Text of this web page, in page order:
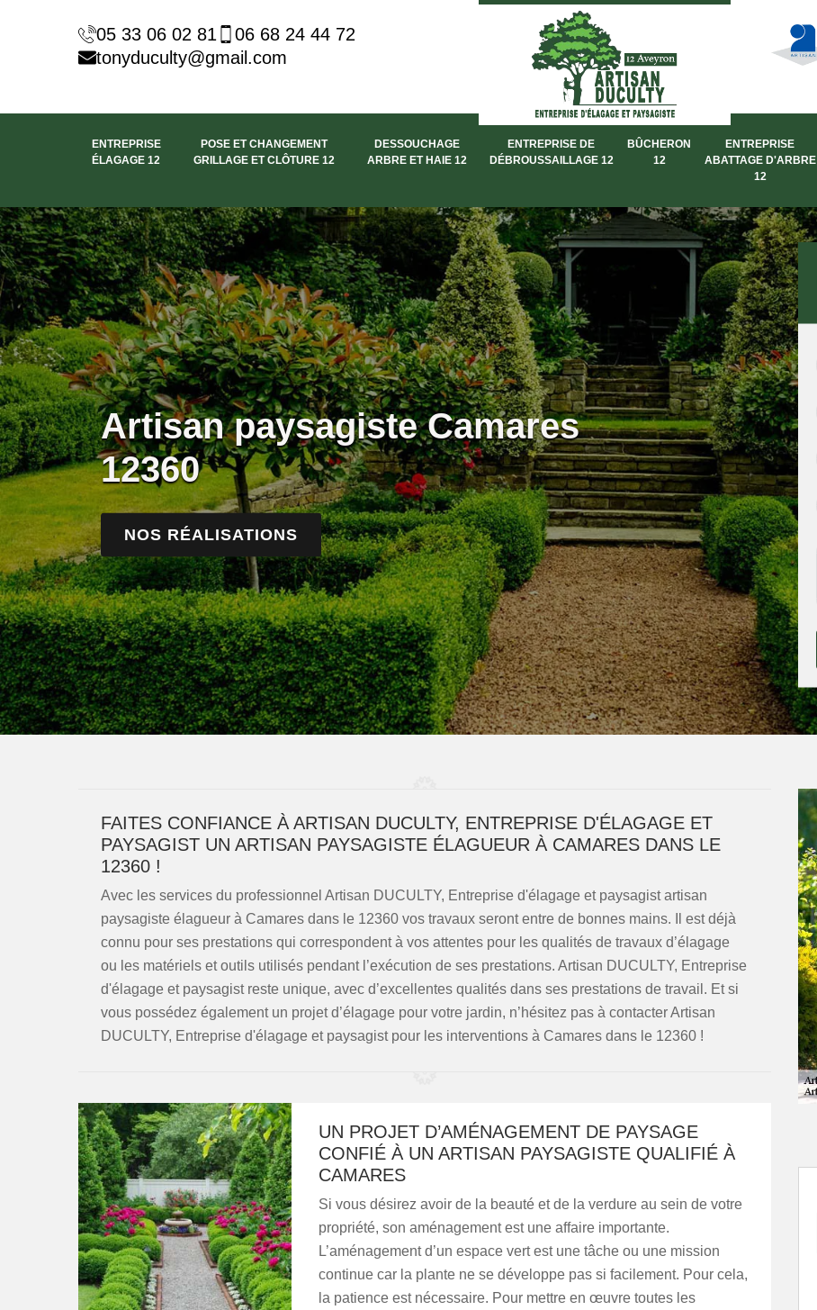
05 33 06 02 81
06 68 24 44 72
tonyduculty@gmail.com
ENTREPRISE
ÉLAGAGE 12
POSE ET CHANGEMENT
GRILLAGE ET CLÔTURE 12
DESSOUCHAGE
ARBRE ET HAIE 12
ENTREPRISE DE
DÉBROUSSAILLAGE 12
BÛCHERON
12
ENTREPRISE
ABATTAGE D'ARBRE
12
Artisan paysagiste Camares
12360
NOS RÉALISATIONS
FAITES CONFIANCE À ARTISAN DUCULTY, ENTREPRISE D'ÉLAGAGE ET
PAYSAGIST UN ARTISAN PAYSAGISTE ÉLAGUEUR À CAMARES DANS LE
12360 !
Avec les services du professionnel Artisan DUCULTY, Entreprise d'élagage et paysagist artisan
paysagiste élagueur à Camares dans le 12360 vos travaux seront entre de bonnes mains. Il est déjà
connu pour ses prestations qui correspondent à vos attentes pour les qualités de travaux d’élagage
ou les matériels et outils utilisés pendant l’exécution de ses prestations. Artisan DUCULTY, Entreprise
d'élagage et paysagist reste unique, avec d’excellentes qualités dans ses prestations de travail. Et si
vous possédez également un projet d’élagage pour votre jardin, n’hésitez pas à contacter Artisan
DUCULTY, Entreprise d'élagage et paysagist pour les interventions à Camares dans le 12360 !
UN PROJET D’AMÉNAGEMENT DE PAYSAGE
CONFIÉ À UN ARTISAN PAYSAGISTE QUALIFIÉ À
CAMARES
Si vous désirez avoir de la beauté et de la verdure au sein de votre
propriété, son aménagement est une affaire importante.
L’aménagement d’un espace vert est une tâche ou une mission
continue car la plante ne se développe pas si facilement. Pour cela,
la patience est nécessaire. Pour mettre en œuvre toutes les